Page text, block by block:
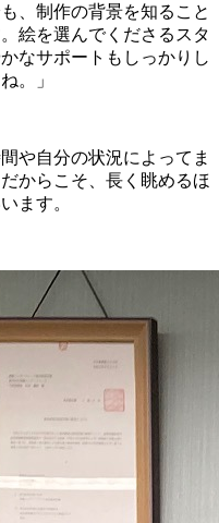
、制作の背景を知ること
絵を選んでくださるスタ
なサポートもしっかりし
。」
や自分の状況によってま
からこそ、長く眺めるほ
ます。